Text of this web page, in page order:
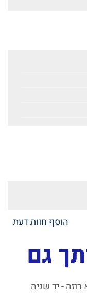
הוסף חוות דעת
גם
- יד שניה